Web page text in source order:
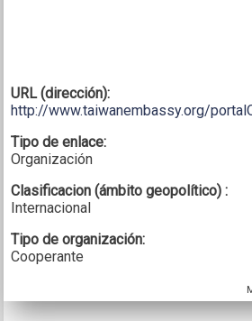
URL (dirección):
http://www.taiwanembassy.org/
Tipo de enlace:
Organización
Clasificacion (ámbito geopolítico) :
Internacional
Tipo de organización:
Cooperante